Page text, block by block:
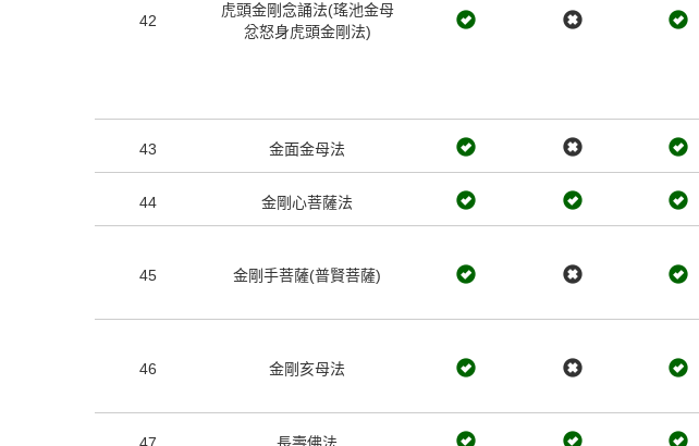
42
虎頭金剛念誦法(瑤池金母
忿怒身虎頭金剛法)
43 金面金母法
44 金剛心菩薩法
45 金剛手菩薩(普賢菩薩)
46 金剛亥母法
47 長壽佛法